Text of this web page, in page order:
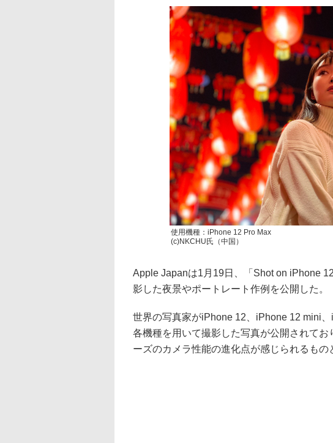
使用機種：iPhone 12 Pro Max
(c)NKCHU氏（中国）
Apple Japanは1月19日、「Shot on iPhone
影した夜景やポートレート作例を公開した。
世界の写真家がiPhone 12、iPhone 12 mini
各機種を用いて撮影した写真が公開されて
ーズのカメラ性能の進化点が感じられるもの